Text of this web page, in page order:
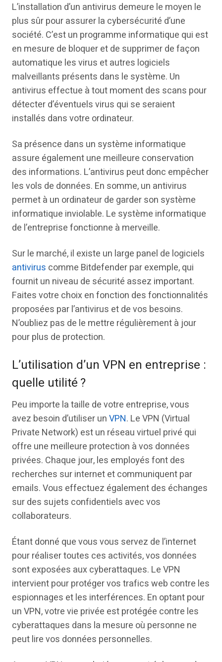
L’installation d’un antivirus demeure le moyen le
plus sûr pour assurer la cybersécurité d’une
société. C’est un programme informatique qui est
en mesure de bloquer et de supprimer de façon
automatique les virus et autres logiciels
malveillants présents dans le système. Un
antivirus effectue à tout moment des scans pour
détecter d’éventuels virus qui se seraient
installés dans votre ordinateur.
Sa présence dans un système informatique
assure également une meilleure conservation
des informations. L’antivirus peut donc empêcher
les vols de données. En somme, un antivirus
permet à un ordinateur de garder son système
informatique inviolable. Le système informatique
de l’entreprise fonctionne à merveille.
Sur le marché, il existe un large panel de logiciels
antivirus comme Bitdefender par exemple, qui
fournit un niveau de sécurité assez important.
Faites votre choix en fonction des fonctionnalités
proposées par l’antivirus et de vos besoins.
N’oubliez pas de le mettre régulièrement à jour
pour plus de protection.
L’utilisation d’un VPN en entreprise :
quelle utilité ?
Peu importe la taille de votre entreprise, vous
avez besoin d’utiliser unVPN. Le VPN (Virtual
Private Network) est un réseau virtuel privé qui
offre une meilleure protection à vos données
privées. Chaque jour, les employés font des
recherches sur internet et communiquent par
emails. Vous effectuez également des échanges
sur des sujets confidentiels avec vos
collaborateurs.
Étant donné que vous vous servez de l’internet
pour réaliser toutes ces activités, vos données
sont exposées aux cyberattaques. Le VPN
intervient pour protéger vos trafics web contre les
espionnages et les interférences. En optant pour
un VPN, votre vie privée est protégée contre les
cyberattaques dans la mesure où personne ne
peut lire vos données personnelles.